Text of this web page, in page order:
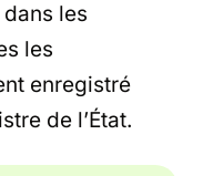
les
les
enregistré
de l’État.